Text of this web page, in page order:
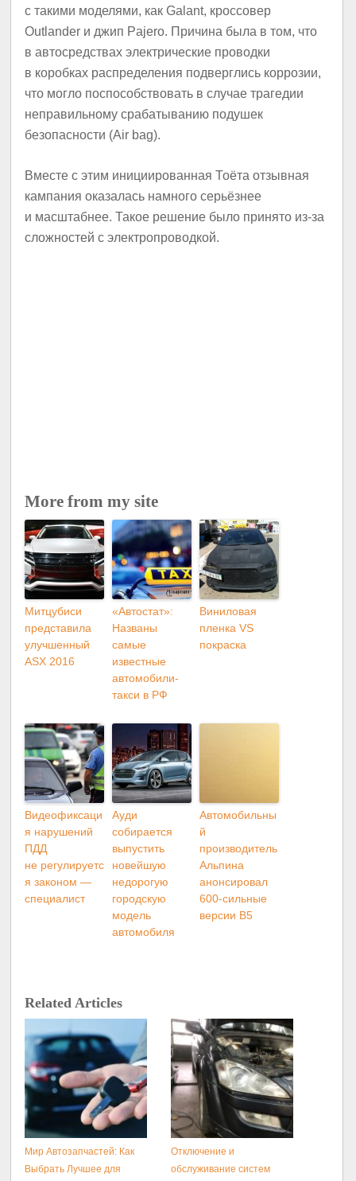
с такими моделями, как Galant, кроссовер
Outlander и джип Pajero. Причина была в том, что
в автосредствах электрические проводки
в коробках распределения подверглись коррозии,
что могло поспособствовать в случае трагедии
неправильному срабатыванию подушек
безопасности (Air bag).
Вместе с этим инициированная Тоёта отзывная
кампания оказалась намного серьёзнее
и масштабнее. Такое решение было принято из-за
сложностей с электропроводкой.
More from my site
Митцубиси
представила
улучшенный
ASX 2016
«Автостат»:
Названы
самые
известные
автомобили-
такси в РФ
Виниловая
пленка VS
покраска
Видеофиксаци
я нарушений
ПДД
не регулируетс
я законом —
специалист
Ауди
собирается
выпустить
новейшую
недорогую
городскую
модель
автомобиля
Автомобильны
й
производитель
Альпина
анонсировал
600-сильные
версии B5
Related Articles
Мир Автозапчастей: Как
Выбрать Лучшее для
Отключение и
обслуживание систем